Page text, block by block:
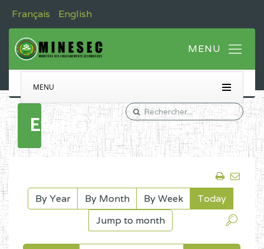
Français English
MENU
Events
By Year By Month By Week
Today
Jump to month